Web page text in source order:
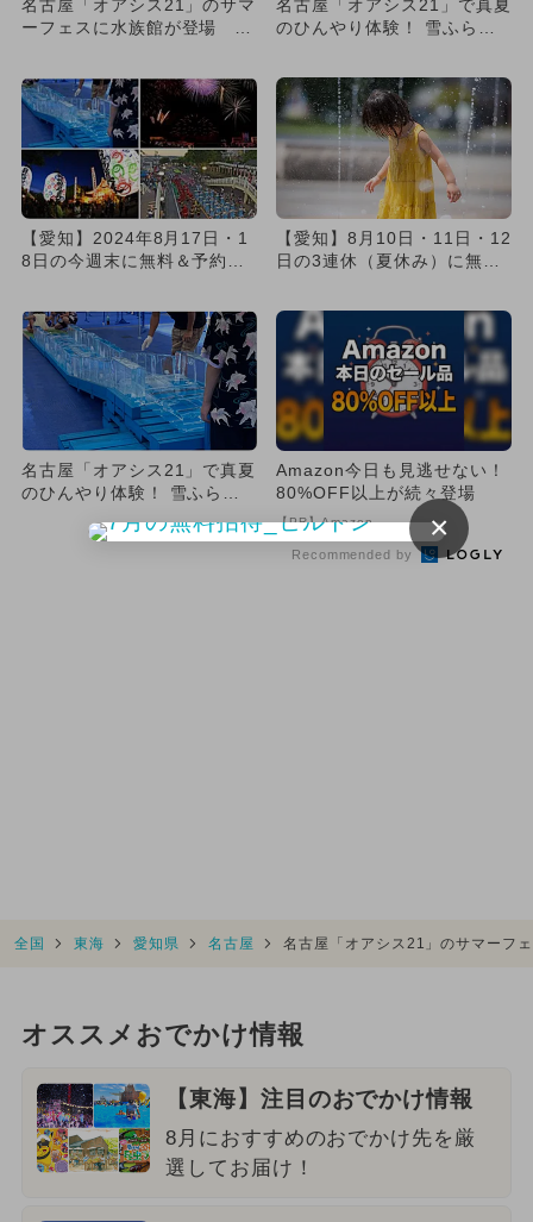
名古屋「オアシス21」のサマ
ーフェスに水族館が登場 水
名古屋「オアシス21」で真夏
のひんやり体験！ 雪ふらし&
【愛知】2024年8月17日・1
8日の今週末に無料＆予約不
【愛知】8月10日・11日・12
日の3連休（夏休み）に無料
名古屋「オアシス21」で真夏
のひんやり体験！ 雪ふらし&
Amazon今日も見逃せない！
80%OFF以上が続々登場
【PR】Amazon
Recommended by
全国 東海 愛知県 名古屋 名古屋「オアシス21」のサマーフ
オススメおでかけ情報
【東海】注目のおでかけ情報
8月におすすめのおでかけ先を厳
選してお届け！
×